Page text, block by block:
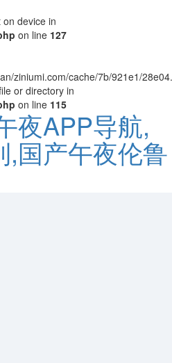
device in
on line 127
ziniumi.com/cache/7b/921e1/
or directory in
on line 115
夜APP导航,
,国产午夜伦鲁